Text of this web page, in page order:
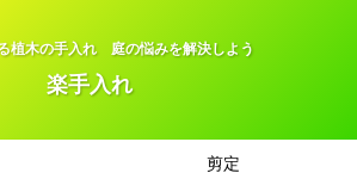
植木の手入れ 庭の悩みを解決しよう
楽手入れ
剪定